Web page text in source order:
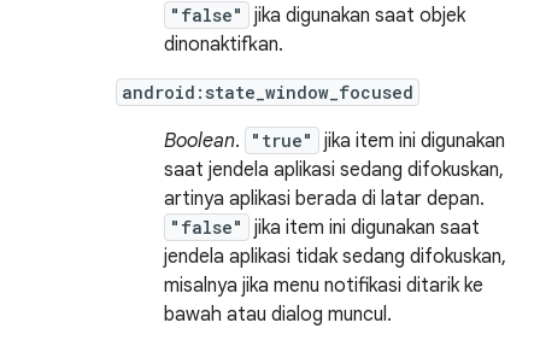
"false"
jika digunakan saat objek
dinonaktifkan.
android:state_window_focused
Boolean. "true"
jika item ini digunakan
saat jendela aplikasi sedang difokuskan,
artinya aplikasi berada di latar depan.
"false"
jika item ini digunakan saat
jendela aplikasi tidak sedang difokuskan,
misalnya jika menu notifikasi ditarik ke
bawah atau dialog muncul.